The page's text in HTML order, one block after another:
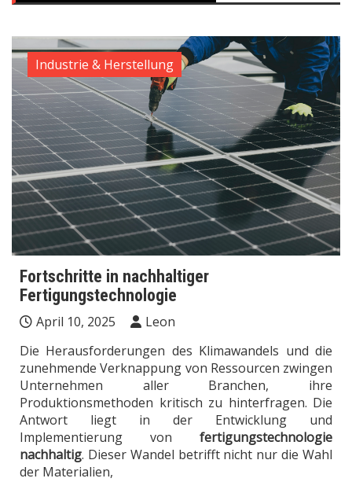
Industrie & Herstellung
Fortschritte in nachhaltiger
Fertigungstechnologie
April 10, 2025
Leon
Die Herausforderungen des Klimawandels und die
zunehmende Verknappung von Ressourcen zwingen
Unternehmen aller Branchen, ihre
Produktionsmethoden kritisch zu hinterfragen. Die
Antwort liegt in der Entwicklung und
Implementierung von fertigungstechnologie
nachhaltig. Dieser Wandel betrifft nicht nur die Wahl
der Materialien,